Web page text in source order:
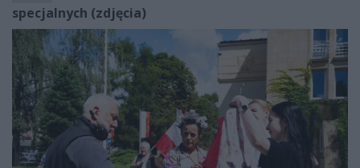
specjalnych (zdjęcia)